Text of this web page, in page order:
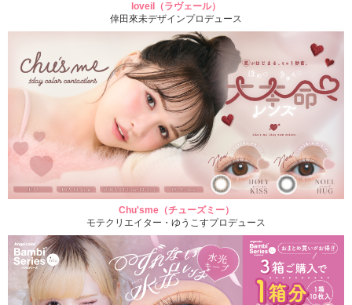
loveil（ラヴェール）
倖田來未デザインプロデュース
Chu'sme（チューズミー）
モテクリエイター・ゆうこすプロデュース